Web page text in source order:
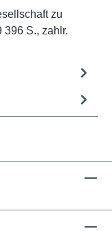
zu
396 S., zahlr.